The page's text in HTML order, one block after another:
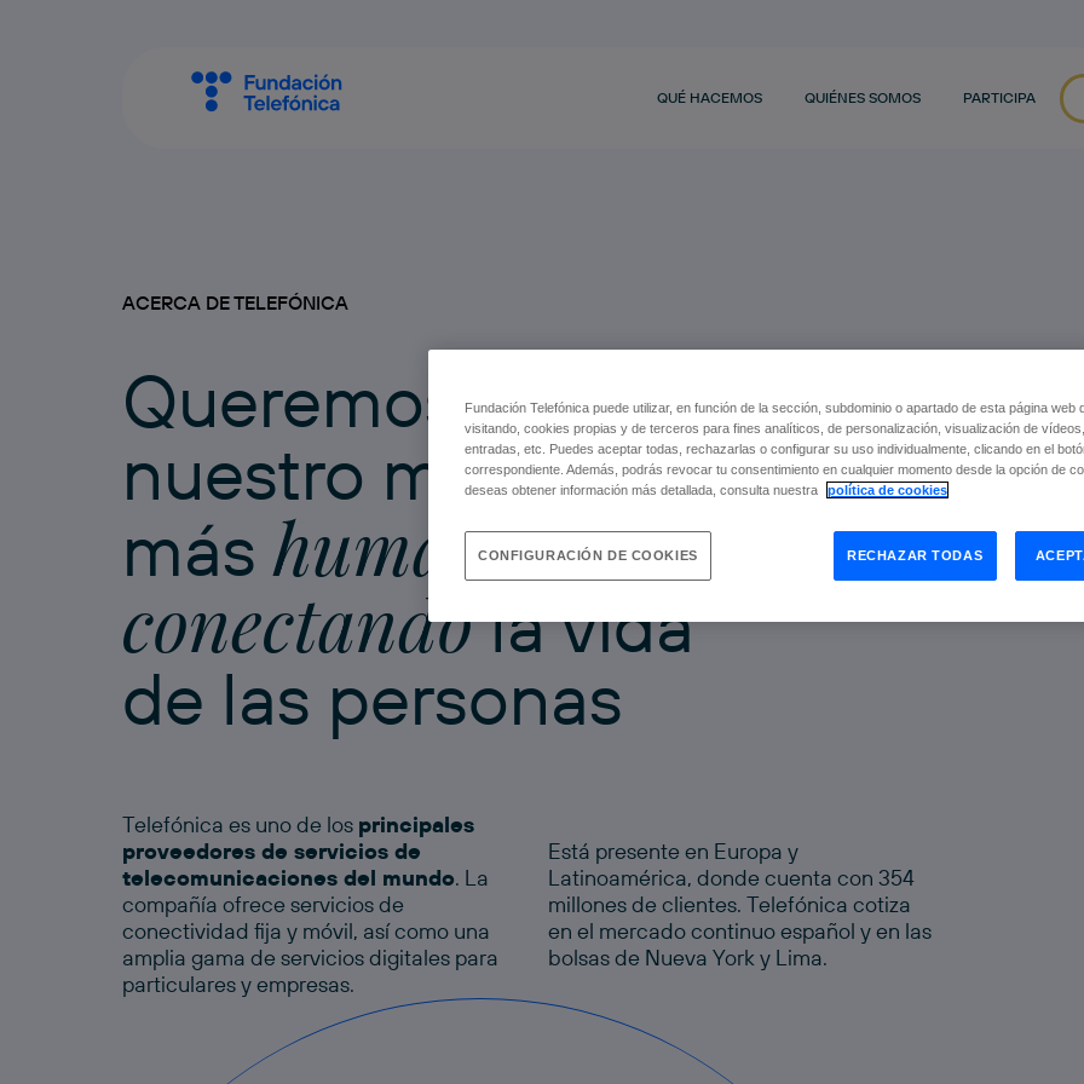
QUÉ HACEMOS QUIÉNES SOMOS PARTICIPA
ACERCA DE TELEFÓNICA
Queremos hacer
nuestro mundo
máshumano,
conectandola vida
de las personas
Telefónica es uno de los principales
proveedores de servicios de
telecomunicaciones del mundo. La
compañía ofrece servicios de
conectividad fija y móvil, así como una
amplia gama de servicios digitales para
particulares y empresas.
Está presente en Europa y
Latinoamérica, donde cuenta con 354
millones de clientes. Telefónica cotiza
en el mercado continuo español y en las
bolsas de Nueva York y Lima.
Fundación Telefónica puede utilizar, en función de la sección, subdominio o apartado de esta página web
visitando, cookies propias y de terceros para fines analíticos, de personalización, visualización de
entradas, etc. Puedes aceptar todas, rechazarlas o configurar su uso individualmente, clicando en el
correspondiente. Además, podrás revocar tu consentimiento en cualquier momento desde la opción de
deseas obtener información más detallada, consulta nuestra
política de cookies
RECHAZAR TODAS
CONFIGURACIÓN DE COOKIES